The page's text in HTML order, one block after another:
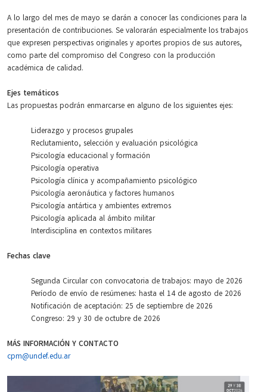
A lo largo del mes de mayo se darán a conocer las condiciones para la
presentación de contribuciones. Se valorarán especialmente los trabajos
que expresen perspectivas originales y aportes propios de sus autores,
como parte del compromiso del Congreso con la producción
académica de calidad.
Ejes temáticos
Las propuestas podrán enmarcarse en alguno de los siguientes ejes:
Liderazgo y procesos grupales
Reclutamiento, selección y evaluación psicológica
Psicología educacional y formación
Psicología operativa
Psicología clínica y acompañamiento psicológico
Psicología aeronáutica y factores humanos
Psicología antártica y ambientes extremos
Psicología aplicada al ámbito militar
Interdisciplina en contextos militares
Fechas clave
Segunda Circular con convocatoria de trabajos: mayo de 2026
Período de envío de resúmenes: hasta el 14 de agosto de 2026
Notificación de aceptación: 25 de septiembre de 2026
Congreso: 29 y 30 de octubre de 2026
MÁS INFORMACIÓN Y CONTACTO
cpm@undef.edu.ar